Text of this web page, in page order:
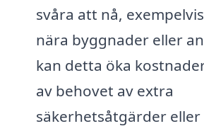
svåra att nå,
nära byggnader eller
kan detta öka
av behovet av extra
säkerhetsåtgärder eller